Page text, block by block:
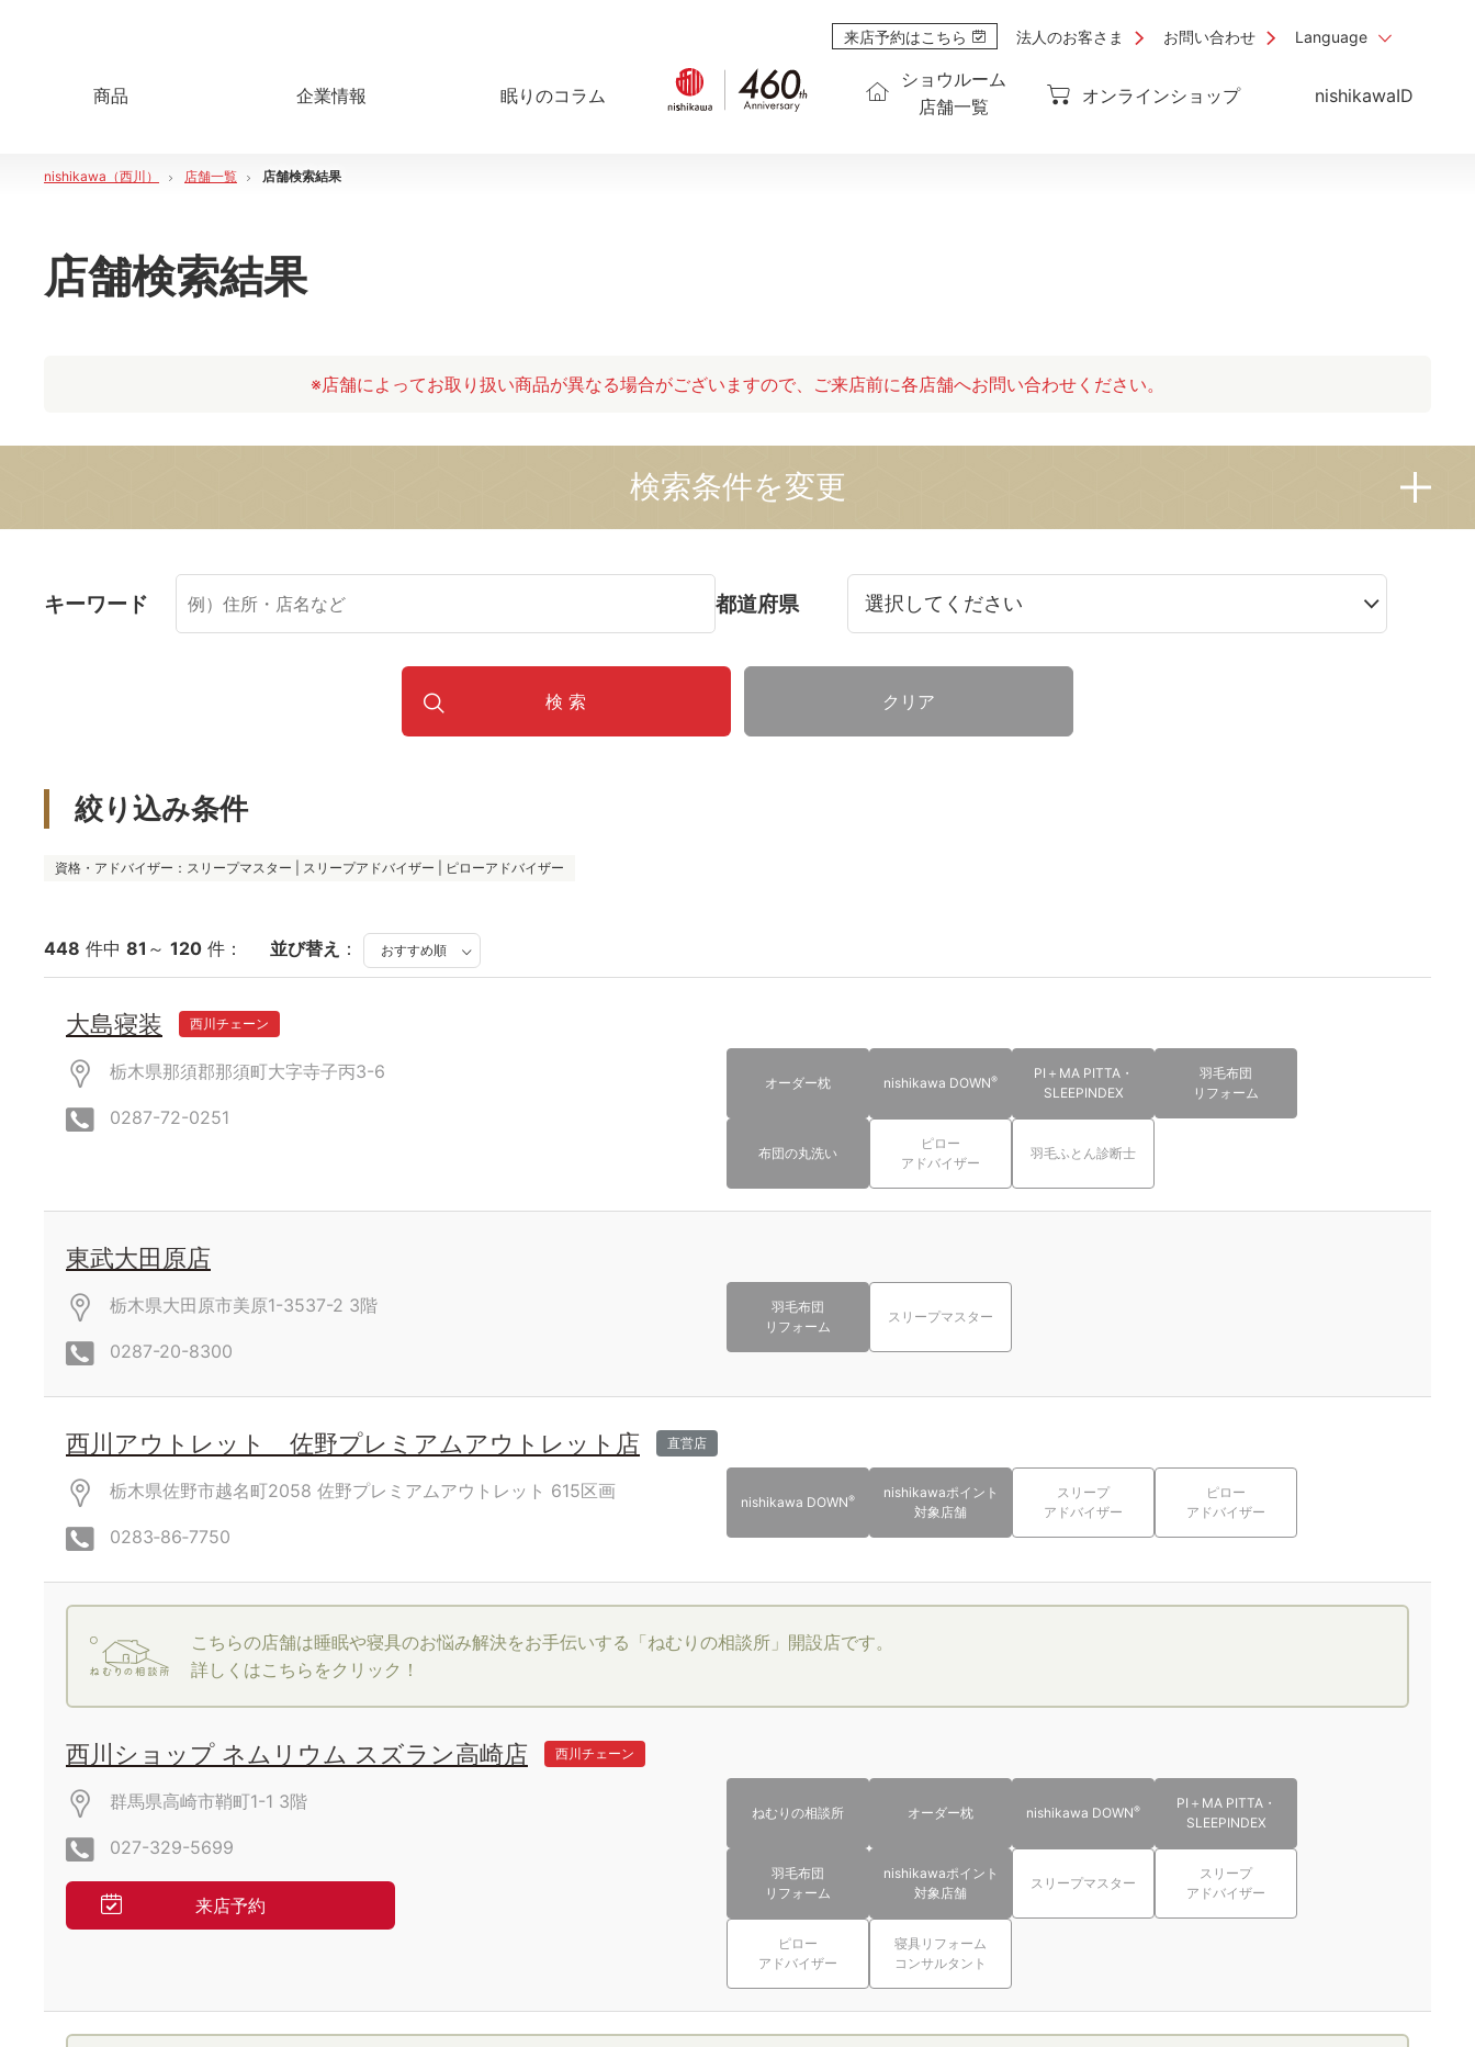
商品 企業情報 眠りのコラム
ショウルーム
店舗一覧
オンラインショップ nishikawaID
来店予約はこちら 法人のお客さま お問い合わせ Language
nishikawa（西川） 店舗一覧 店舗検索結果
店舗検索結果
※店舗によってお取り扱い商品が異なる場合がございますので、ご来店前に各店舗へお問い合わせください。
検索条件を変更
キーワード 都道府県
クリア
絞り込み条件
資格・アドバイザー：スリープマスター | スリープアドバイザー | ピローアドバイザー
448 件中 81 ～ 120 件： 並び替え ：
大島寝装 西川チェーン
栃木県那須郡那須町大字寺子丙3-6
0287-72-0251
オーダー枕 nishikawa DOWN®
PI＋MA PITTA・
SLEEPINDEX
羽毛布団
リフォーム
布団の丸洗い
ピロー
アドバイザー
羽毛ふとん診断士
東武大田原店
栃木県大田原市美原1-3537-2 3階
0287-20-8300
羽毛布団
リフォーム
スリープマスター
西川アウトレット 佐野プレミアムアウトレット店 直営店
栃木県佐野市越名町2058 佐野プレミアムアウトレット 615区画
0283‐86‐7750
nishikawa DOWN®
nishikawaポイント
対象店舗
スリープ
アドバイザー
ピロー
アドバイザー
こちらの店舗は睡眠や寝具のお悩み解決をお手伝いする「ねむりの相談所」開設店です。
詳しくはこちらをクリック！
西川ショップ ネムリウム スズラン高崎店 西川チェーン
群馬県高崎市鞘町1-1 3階
027-329-5699
来店予約
ねむりの相談所 オーダー枕 nishikawa DOWN®
PI＋MA PITTA・
SLEEPINDEX
羽毛布団
リフォーム
nishikawaポイント
対象店舗
スリープマスター
スリープ
アドバイザー
ピロー
アドバイザー
寝具リフォーム
コンサルタント